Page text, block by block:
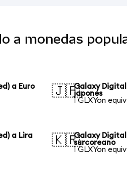
a monedas
a Euro
🇯🇵Galaxy Digital
japonés
1 GLXYon
a Lira
🇰🇷Galaxy Digital
surcoreano
1 GLXYon